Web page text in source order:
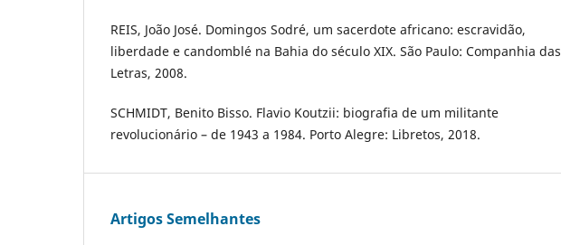
REIS, João José. Domingos Sodré, um sacerdote africano: escravidão,
liberdade e candomblé na Bahia do século XIX. São Paulo: Companhia das
Letras, 2008.
SCHMIDT, Benito Bisso. Flavio Koutzii: biografia de um militante
revolucionário – de 1943 a 1984. Porto Alegre: Libretos, 2018.
Artigos Semelhantes